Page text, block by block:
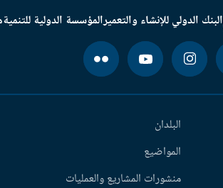
البنك الدولي للإنشاء والتعميرالمؤسسة الدولية للتنمية
البلدان
المواضيع
منشورات المشاريع والعمليات